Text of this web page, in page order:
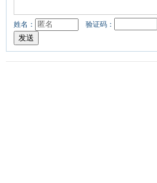
姓名： 验证码：